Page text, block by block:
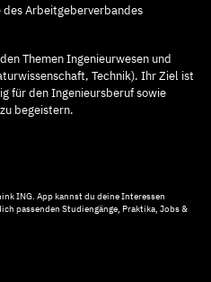
Arbeitgeberverbandes
Themen Ingenieurwesen und
Technik). Ihr Ziel ist
für den Ingenieursberuf sowie
begeistern.
ING. App kannst du deine Interessen
passenden Studiengänge, Praktika, Jobs &